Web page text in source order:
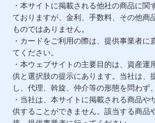
・本サイトに掲載される他社の商品に
ておりますが、金利、手数料、その他商
ものではありません。
・カードをご利用の際は、提供事業者
てください。
・本ウェブサイトの主要目的は、資産
供と選択肢の提示にあります。当社は、
し、代理、斡旋、仲介等の形態を問わず
・当社は、本サイトに掲載される商品
供することができません。該当する商品